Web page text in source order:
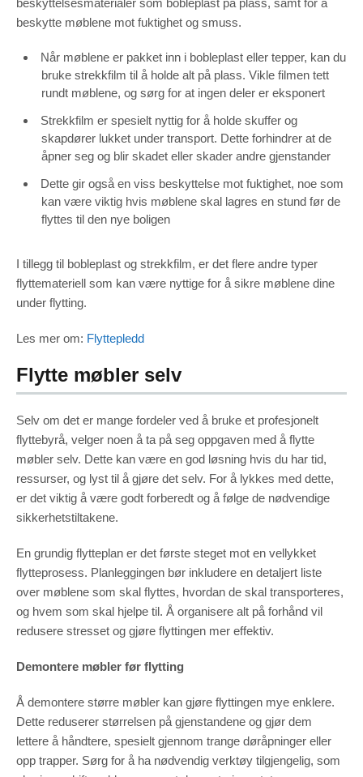
beskyttelsesmaterialer som bobleplast på plass, samt for å
beskytte møblene mot fuktighet og smuss.
Når møblene er pakket inn i bobleplast eller tepper, kan du
bruke strekkfilm til å holde alt på plass. Vikle filmen tett
rundt møblene, og sørg for at ingen deler er eksponert
Strekkfilm er spesielt nyttig for å holde skuffer og
skapdører lukket under transport. Dette forhindrer at de
åpner seg og blir skadet eller skader andre gjenstander
Dette gir også en viss beskyttelse mot fuktighet, noe som
kan være viktig hvis møblene skal lagres en stund før de
flyttes til den nye boligen
I tillegg til bobleplast og strekkfilm, er det flere andre typer
flyttemateriell som kan være nyttige for å sikre møblene dine
under flytting.
Les mer om: Flyttepledd
Flytte møbler selv
Selv om det er mange fordeler ved å bruke et profesjonelt
flyttebyrå, velger noen å ta på seg oppgaven med å flytte
møbler selv. Dette kan være en god løsning hvis du har tid,
ressurser, og lyst til å gjøre det selv. For å lykkes med dette,
er det viktig å være godt forberedt og å følge de nødvendige
sikkerhetstiltakene.
En grundig flytteplan er det første steget mot en vellykket
flytteprosess. Planleggingen bør inkludere en detaljert liste
over møblene som skal flyttes, hvordan de skal transporteres,
og hvem som skal hjelpe til. Å organisere alt på forhånd vil
redusere stresset og gjøre flyttingen mer effektiv.
Demontere møbler før flytting
Å demontere større møbler kan gjøre flyttingen mye enklere.
Dette reduserer størrelsen på gjenstandene og gjør dem
lettere å håndtere, spesielt gjennom trange døråpninger eller
opp trapper. Sørg for å ha nødvendig verktøy tilgjengelig, som